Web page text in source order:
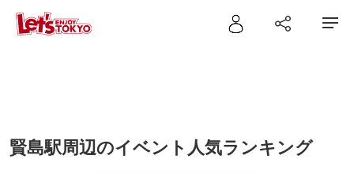
賢島駅周辺のイベント人気ランキング